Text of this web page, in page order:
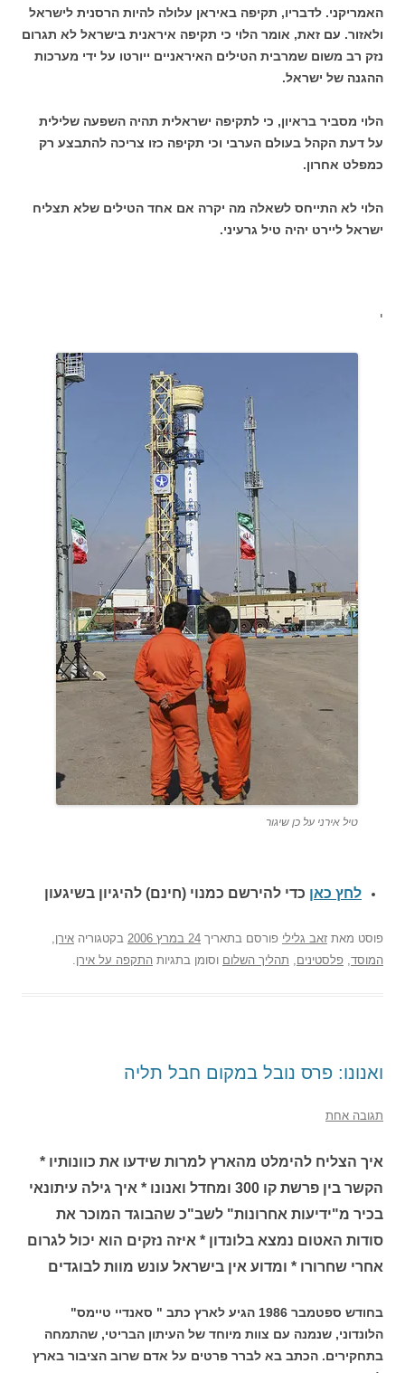
האמריקני. לדבריו, תקיפה באיראן עלולה להיות הרסנית לישראל
ולאזור. עם זאת, אומר הלוי כי תקיפה איראנית בישראל לא תגרום
נזק רב משום שמרבית הטילים האיראניים ייורטו על ידי מערכות
ההגנה של ישראל.
הלוי מסביר בראיון, כי לתקיפה ישראלית תהיה השפעה שלילית
על דעת הקהל בעולם הערבי וכי תקיפה כזו צריכה להתבצע רק
כמפלט אחרון.
הלוי לא התייחס לשאלה מה יקרה אם אחד הטילים שלא תצליח
ישראל ליירט יהיה טיל גרעיני.
י
טיל אירני על כן שיגור
לחץ כאן כדי להירשם כמנוי (חינם) להיגיון בשיגעון
פוסט מאת זאב גלילי פורסם בתאריך 24 במרץ 2006 בקטגוריה אירן,
המוסד, פלסטינים, תהליך השלום וסומן בתגיות התקפה על אירן.
ואנונו: פרס נובל במקום חבל תליה
תגובה אחת
איך הצליח להימלט מהארץ למרות שידעו את כוונותיו *
הקשר בין פרשת קו 300 ומחדל ואנונו * איך גילה עיתונאי
בכיר מ"ידיעות אחרונות" לשב"כ שהבוגד המוכר את
סודות האטום נמצא בלונדון * איזה נזקים הוא יכול לגרום
אחרי שחרורו * ומדוע אין בישראל עונש מוות לבוגדים
בחודש ספטמבר 1986 הגיע לארץ כתב " סאנדיי טיימס"
הלונדוני, שנמנה עם צוות מיוחד של העיתון הבריטי, שהתמחה
בתחקירים. הכתב בא לברר פרטים על אדם שרוב הציבור בארץ